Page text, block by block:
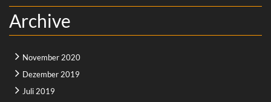
Archive
November 2020
Dezember 2019
Juli 2019